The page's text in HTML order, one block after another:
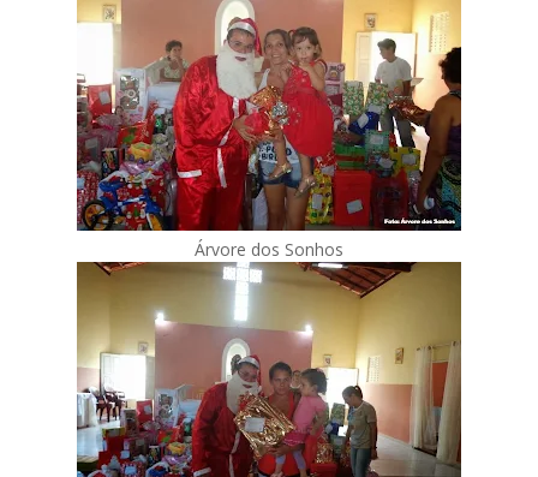
Árvore dos Sonhos